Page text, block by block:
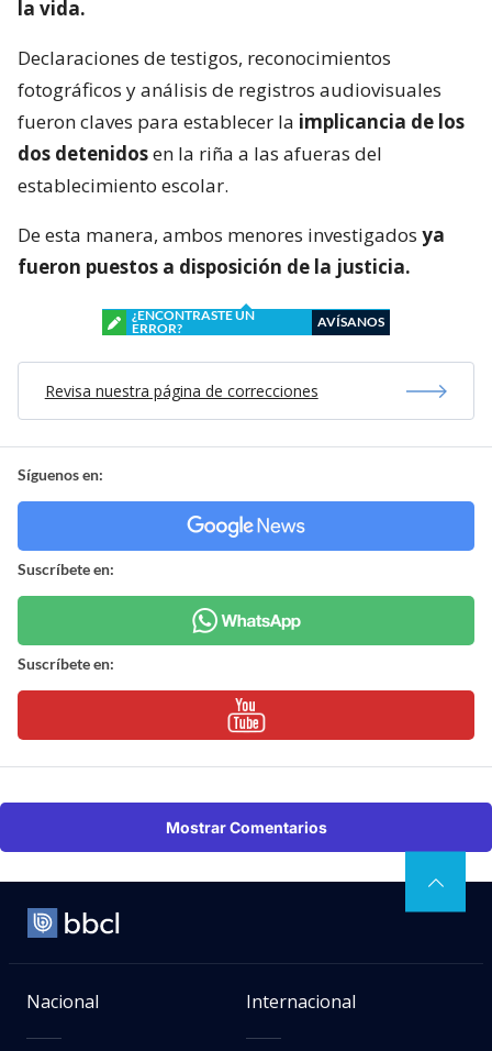
la vida.
Declaraciones de testigos, reconocimientos
fotográficos y análisis de registros audiovisuales
fueron claves para establecer la implicancia de los
dos detenidosen la riña a las afueras del
establecimiento escolar.
De esta manera, ambos menores investigados ya
fueron puestos a disposición de la justicia.
¿ENCONTRASTE UN
ERROR?
AVÍSANOS
Revisa nuestra página de correcciones
Síguenos en:
Suscríbete en:
Suscríbete en:
Mostrar Comentarios
Nacional Internacional